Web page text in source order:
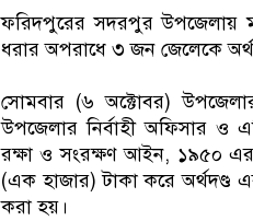
ফরিদপুরের সদরপুর উপজেলায়
ধরার অপরাধে ৩ জন জেলেকে
সোমবার (৬ অক্টোবর)
উপজেলার নির্বাহী অফিসার ও
রক্ষা ও সংরক্ষণ আইন, ১৯৫০
(এক হাজার) টাকা করে অর্থদণ্ড
করা হয়।